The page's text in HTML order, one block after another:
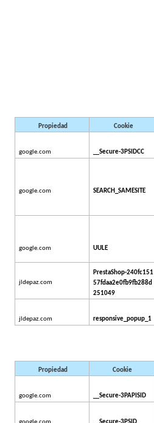
Propiedad Cookie
google.com Secure-3PSIDCC
google.com SEARCH_SAMESITE
google.com UULE
jldepaz.com
PrestaShop-240fc151
57fdaa2e0fb9fb288d
251049
jldepaz.com responsive_popup_1
Propiedad Cookie
google.com Secure-3PAPISID